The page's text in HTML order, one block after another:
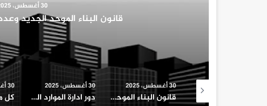
قانون البناء الموحد الجديد وعدد الأدوار المسموح بها
30 أغسطس، 2025
دور ادارة الموارد البشرية في المؤسسات التعليمية
30 أغسطس، 2025
كل ما تحتاج معرفته عن قانون التصالح في مخالفات البناء في مصر